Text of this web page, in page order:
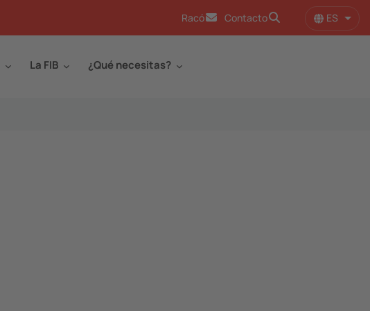
Racó Contacto ES
La FIB ¿Qué necesitas?